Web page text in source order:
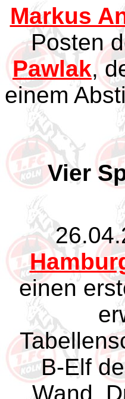
Markus
Posten
Pawlak,
einem
Vier
einen
B-Elf
Wand,